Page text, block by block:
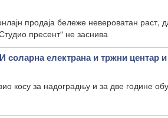
продаја бележе невероватан раст,
пресент“ не заснива
електрана и тржни центар и
косу за надоградњу и за две године